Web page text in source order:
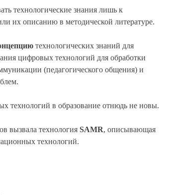
технологические знания лишь к
их описанию в методической литературе.
технологических знаний для
цифровых технологий для обработки
(педагогического общения) и
технологий в образование отнюдь не новы.
вызвала технология SAMR, описывающая
технологий.